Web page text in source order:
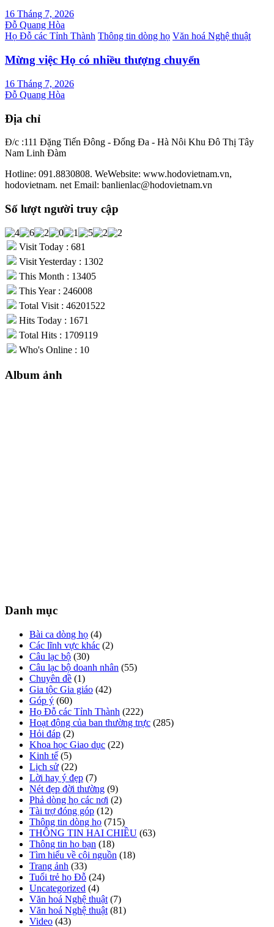
16 Tháng 7, 2026
Đỗ Quang Hòa
Họ Đỗ các Tỉnh Thành Thông tin dòng họ Văn hoá Nghệ thuật
Mừng việc Họ có nhiều thượng chuyển
16 Tháng 7, 2026
Đỗ Quang Hòa
Địa chỉ
Đ/c :111 Đặng Tiến Đông - Đống Đa - Hà Nôi Khu Đô Thị Tây
Nam Linh Đàm
Hotline: 091.8830808. WeWebsite: www.hodovietnam.vn,
hodovietnam. net Email: banlienlac@hodovietnam.vn
Số lượt người truy cập
Visit Today : 681
Visit Yesterday : 1302
This Month : 13405
This Year : 246008
Total Visit : 46201522
Hits Today : 1671
Total Hits : 1709119
Who's Online : 10
Album ảnh
Danh mục
Bài ca dòng họ (4)
Các lĩnh vực khác (2)
Câu lạc bộ (30)
Câu lạc bộ doanh nhân (55)
Chuyên đề (1)
Gia tộc Gia giáo (42)
Góp ý (60)
Họ Đỗ các Tỉnh Thành (222)
Hoạt động của ban thường trực (285)
Hỏi đáp (2)
Khoa học Giao dục (22)
Kinh tế (5)
Lịch sử (22)
Lời hay ý đẹp (7)
Nét đẹp đời thường (9)
Phả dòng họ các nơi (2)
Tài trợ đóng góp (12)
Thông tin dòng họ (715)
THÔNG TIN HAI CHIỀU (63)
Thông tin họ bạn (18)
Tìm hiểu về cội nguồn (18)
Trang ảnh (33)
Tuổi trẻ họ Đỗ (24)
Uncategorized (4)
Văn hoá Nghệ thuật (7)
Văn hoá Nghệ thuật (81)
Video (43)